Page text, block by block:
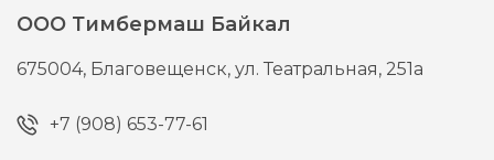
ООО Тимбермаш Байкал
675004, Благовещенск,ул. Театральная, 251а
+7 (908) 653-77-61